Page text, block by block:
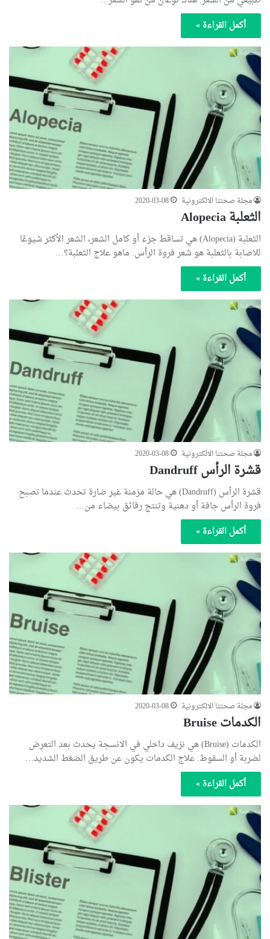
أكمل القراءة »
مجلة صحتنا الالكترونية 2020-03-08
الثعلبة Alopecia
الثعلبة (Alopecia) هي تساقط جزء أو كامل الشعر، الشعر الأكثر شيوعًا
للاصابة بالثعلبة هو شعر فروة الرأس. ماهو علاج الثعلبة؟…
أكمل القراءة »
مجلة صحتنا الالكترونية 2020-03-08
قشرة الرأس Dandruff
قشرة الرأس (Dandruff) هي حالة مزمنة غير ضارة تحدث عندما تصبح
فروة الرأس جافة أو دهنية وتنتج رقائق بيضاء من…
أكمل القراءة »
مجلة صحتنا الالكترونية 2020-03-08
الكدمات Bruise
الكدمات (Bruise) هي نزيف داخلي في الانسجة يحدث بعد التعرض
لضربة أو السقوط. علاج الكدمات يكون عن طريق الضغط الشديد…
أكمل القراءة »